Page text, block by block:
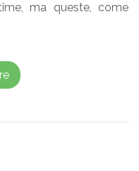
ma queste, come